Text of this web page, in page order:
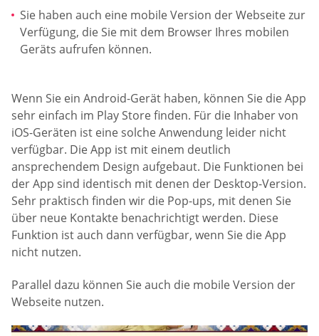
Sie haben auch eine mobile Version der Webseite zur
Verfügung, die Sie mit dem Browser Ihres mobilen
Geräts aufrufen können.
Wenn Sie ein Android-Gerät haben, können Sie die App
sehr einfach im Play Store finden. Für die Inhaber von
iOS-Geräten ist eine solche Anwendung leider nicht
verfügbar. Die App ist mit einem deutlich
ansprechendem Design aufgebaut. Die Funktionen bei
der App sind identisch mit denen der Desktop-Version.
Sehr praktisch finden wir die Pop-ups, mit denen Sie
über neue Kontakte benachrichtigt werden. Diese
Funktion ist auch dann verfügbar, wenn Sie die App
nicht nutzen.
Parallel dazu können Sie auch die mobile Version der
Webseite nutzen.